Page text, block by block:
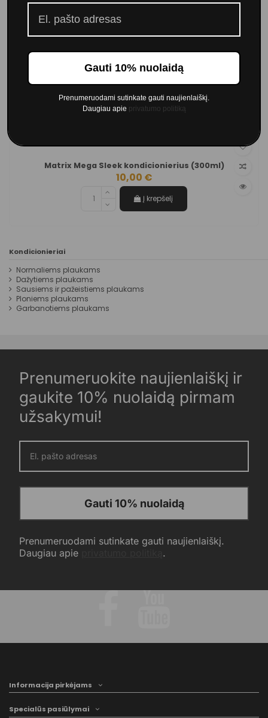
Matrix Mega Sleek kondicionierius (300ml)
10,00 €
Į krepšelį
Kondicionieriai
Normaliems plaukams
Dažytiems plaukams
Sausiems ir pažeistiems plaukams
Ploniems plaukams
Garbanotiems plaukams
Prenumeruokite naujienlaiškį ir
gaukite 10% nuolaidą pirmam
užsakymui!
Gauti 10% nuolaidą
Prenumeruodami sutinkate gauti naujienlaiškį.
Daugiau apie
.
Informacija pirkėjams
Specialūs pasiūlymai
Gauti 10% nuolaidą
Prenumeruodami sutinkate gauti naujienlaiškį.
Daugiau apie privatumo politiką